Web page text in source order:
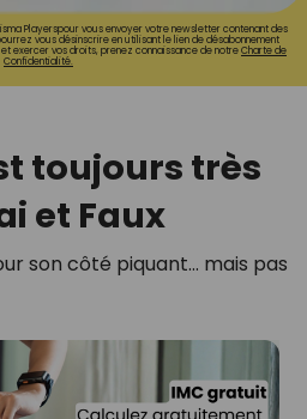
Playerspour vous envoyer votre newsletter contenant des
vous désinscrire en utilisant le lien de désabonnement
exercer vos droits, prenez connaissance de notreCharte de
Confidentialité.
toujours très
et Faux
son côté piquant… mais pas